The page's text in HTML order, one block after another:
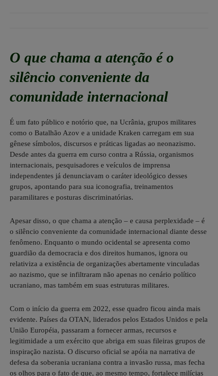
O que chama a atenção é o
silêncio conveniente da
comunidade internacional
É um fato público e notório que, na Ucrânia, grupos militares
como o Batalhão Azov e a unidade Kraken carregam em sua
gênese símbolos, discursos e práticas ligadas ao neonazismo.
Desde antes da guerra em curso contra a Rússia, organismos
internacionais, pesquisadores e veículos de imprensa
independentes já denunciavam o caráter ideológico desses
grupos, apontando para sua iconografia, treinamentos
paramilitares e posturas discriminatórias.
Apesar disso, o que chama a atenção – e causa perplexidade – é
o silêncio conveniente da comunidade internacional diante desse
fenômeno. Enquanto o mundo ocidental se apresenta como
guardião da democracia e dos direitos humanos, ignora ou
relativiza a existência de organizações abertamente vinculadas
ao nazismo, que se infiltraram não apenas no cenário político
ucraniano, mas também em suas estruturas militares.
Com o início da guerra em 2022, esse quadro ficou ainda mais
evidente. Países da OTAN, liderados pelos Estados Unidos e pela
União Européia, passaram a fornecer armas, recursos e
legitimidade a um exército que abriga em suas fileiras grupos de
inspiração nazista. O discurso oficial se apóia na narrativa de
defesa da soberania ucraniana contra a invasão russa, mas fecha
os olhos para o fato de que, ao mesmo tempo, fortalece milícias